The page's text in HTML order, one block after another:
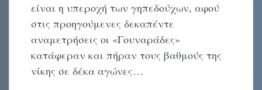
είναι η υπεροχή των γηπεδούχων, αφού
στις προηγούμενες δεκαπέντε
αναμετρήσεις οι «Γουναράδες»
κατάφεραν και πήραν τους βαθμούς της
νίκης σε δέκα αγώνες…